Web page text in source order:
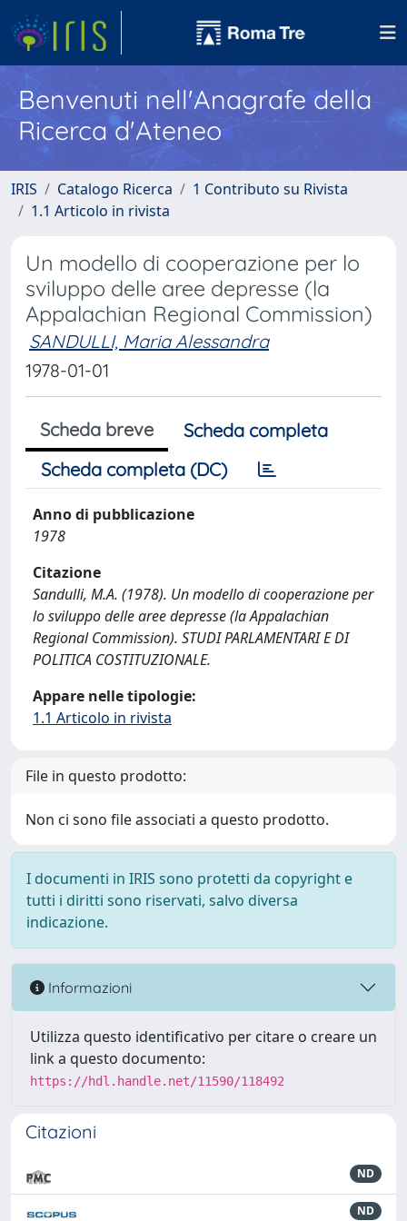
Benvenuti nell'Anagrafe della
Ricerca d'Ateneo
IRIS Catalogo Ricerca
1 Contributo su Rivista
1.1 Articolo in rivista
Un modello di cooperazione per lo
sviluppo delle aree depresse (la
Appalachian Regional Commission)
SANDULLI, Maria Alessandra
1978-01-01
Scheda breve
Scheda completa
Scheda completa (DC)
Anno di pubblicazione
1978
Citazione
Sandulli, M.A. (1978). Un modello di cooperazione per
lo sviluppo delle aree depresse (la Appalachian
Regional Commission). STUDI PARLAMENTARI E DI
POLITICA COSTITUZIONALE.
Appare nelle tipologie:
1.1 Articolo in rivista
File in questo prodotto:
Non ci sono file associati a questo prodotto.
I documenti in IRIS sono protetti da copyright e
tutti i diritti sono riservati, salvo diversa
indicazione.
Informazioni
Utilizza questo identificativo per citare o creare un
link a questo documento:
https://hdl.handle.net/11590/118492
Citazioni
ND
ND